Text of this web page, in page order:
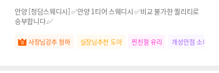
안양 [청담스웨디시] ✅안양 1티어 스웨디시 ✅비교 불가한 퀄리티로
승부합니다.✅
사장님강추 청하 실장님추천 도아 찐친절 유리 개성만점 소희